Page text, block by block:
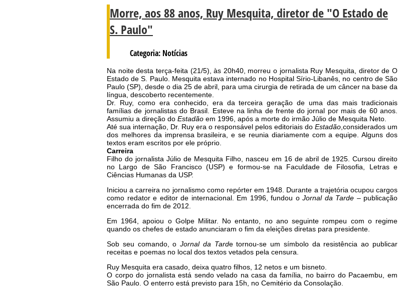
Morre, aos 88 anos, Ruy Mesquita, diretor de "O Estado de
S. Paulo"
Categoria: Notícias
Na noite desta terça-feita (21/5), às 20h40, morreu o jornalista Ruy Mesquita, diretor de O
Estado de S. Paulo. Mesquita estava internado no Hospital Sírio-Libanês, no centro de São
Paulo (SP), desde o dia 25 de abril, para uma cirurgia de retirada de um câncer na base da
língua, descoberto recentemente.
Dr. Ruy, como era conhecido, era da terceira geração de uma das mais tradicionais
famílias de jornalistas do Brasil. Esteve na linha de frente do jornal por mais de 60 anos.
Assumiu a direção do Estadão em 1996, após a morte do irmão Júlio de Mesquita Neto.
Até sua internação, Dr. Ruy era o responsável pelos editoriais do Estadão,considerados um
dos melhores da imprensa brasileira, e se reunia diariamente com a equipe. Alguns dos
textos eram escritos por ele próprio.
Carreira
Filho do jornalista Júlio de Mesquita Filho, nasceu em 16 de abril de 1925. Cursou direito
no Largo de São Francisco (USP) e formou-se na Faculdade de Filosofia, Letras e
Ciências Humanas da USP.
Iniciou a carreira no jornalismo como repórter em 1948. Durante a trajetória ocupou cargos
como redator e editor de internacional. Em 1996, fundou o Jornal da Tarde – publicação
encerrada do fim de 2012.
Em 1964, apoiou o Golpe Militar. No entanto, no ano seguinte rompeu com o regime
quando os chefes de estado anunciaram o fim da eleições diretas para presidente.
Sob seu comando, oJornal da Tarde tornou-se um símbolo da resistência ao publicar
receitas e poemas no local dos textos vetados pela censura.
Ruy Mesquita era casado, deixa quatro filhos, 12 netos e um bisneto.
O corpo do jornalista está sendo velado na casa da família, no bairro do Pacaembu, em
São Paulo. O enterro está previsto para 15h, no Cemitério da Consolação.